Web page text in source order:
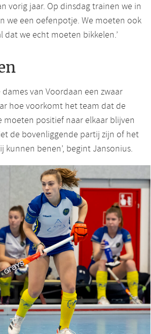
vorig jaar. Op dinsdag trainen we in
we een oefenpotje. We moeten ook
we echt moeten bikkelen.’
van Voordaan een zwaar
hoe voorkomt het team dat de
moeten positief naar elkaar blijven
de bovenliggende partij zijn of het
benen’, begint Jansonius.